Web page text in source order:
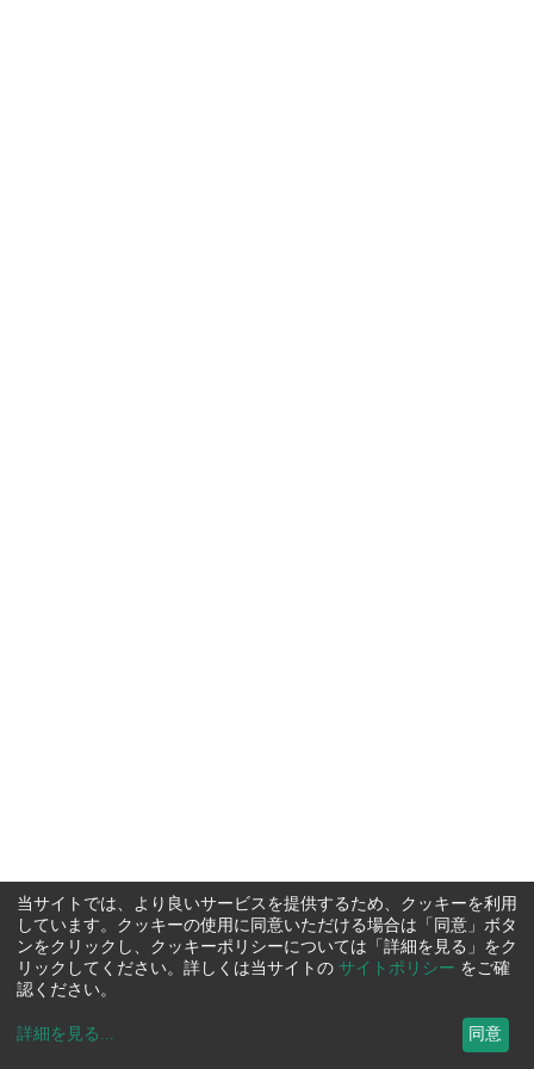
当サイトでは、より良いサービスを提供するため、クッキーを利用
しています。クッキーの使用に同意いただける場合は「同意」ボタ
ンをクリックし、クッキーポリシーについては「詳細を見る」をク
リックしてください。詳しくは当サイトの サイトポリシー をご確
認ください。
詳細を見る ... 同意